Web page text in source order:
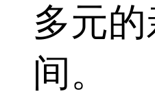
多元
间。